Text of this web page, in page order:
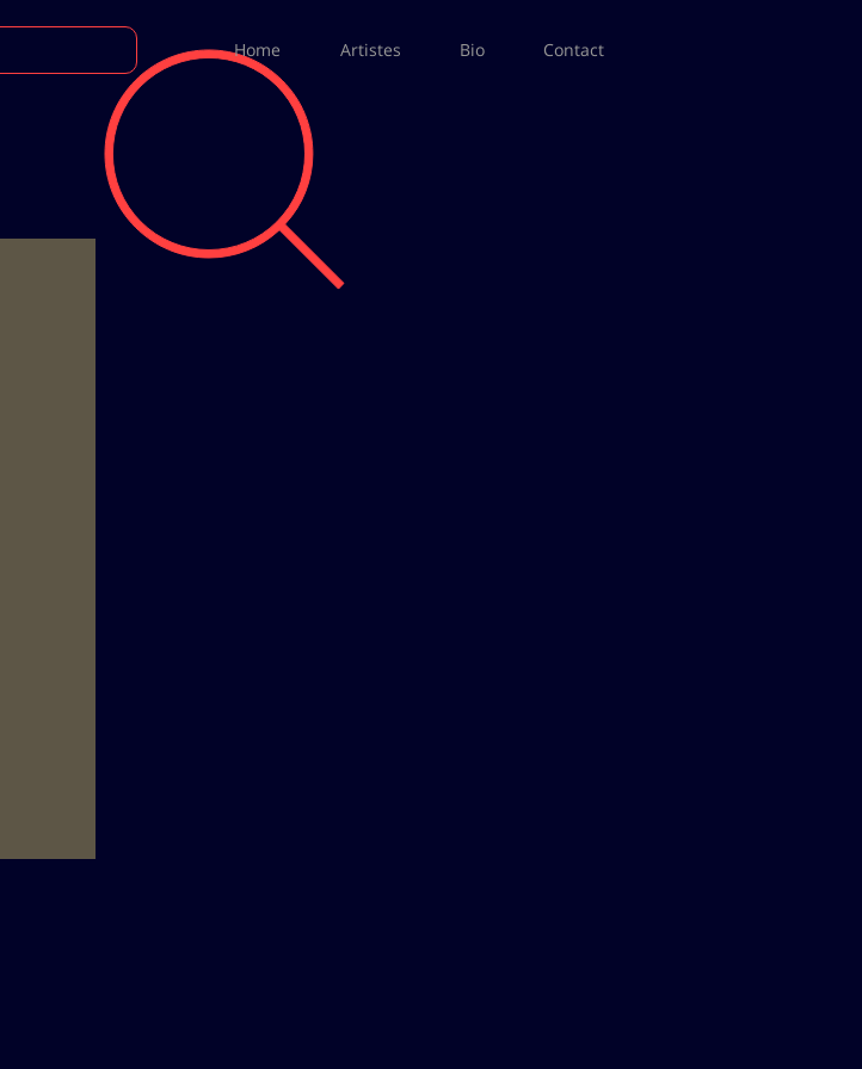
Home Artistes Bio Contact